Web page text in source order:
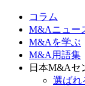
コラム
M&Aニュー
M&Aを学ぶ
M&A用語集
日本M&Aセ
選ばれ